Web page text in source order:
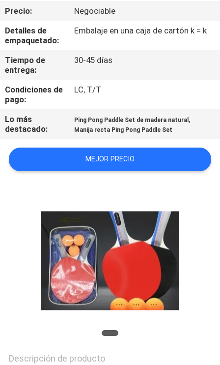
DE
CALIDAD
CONTACTA
CON
NOSOTROS
SOLICITAR
UNA
PRIVACY
Precio:
Negociable
Detalles de
empaquetado:
Embalaje en una caja de cartón k = k
Tiempo de
entrega:
30-45 días
Condiciones de
pago:
LC, T/T
Lo más
destacado:
Ping Pong Paddle Set de madera natural ,
Manija recta Ping Pong Paddle Set
MEJOR PRECIO
Descripción de producto